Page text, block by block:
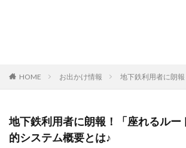
HOME お出かけ情報 地下鉄利用者に朗
地下鉄利用者に朗報！「座れるルー
的システム概要とは♪